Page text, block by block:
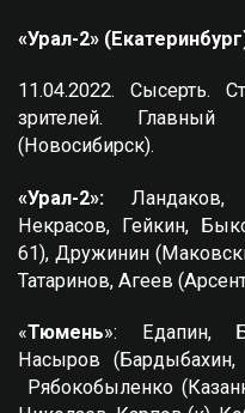
«Урал-2»
11.04.2022. Сысерть.
зрителей.
(Новосибирск).
«Урал-2»: Ландаков,
Некрасов, Гейкин,
61), Дружинин
Татаринов, Агеев
«Тюмень»: Едапин,
Насыров
Рябокобыленко